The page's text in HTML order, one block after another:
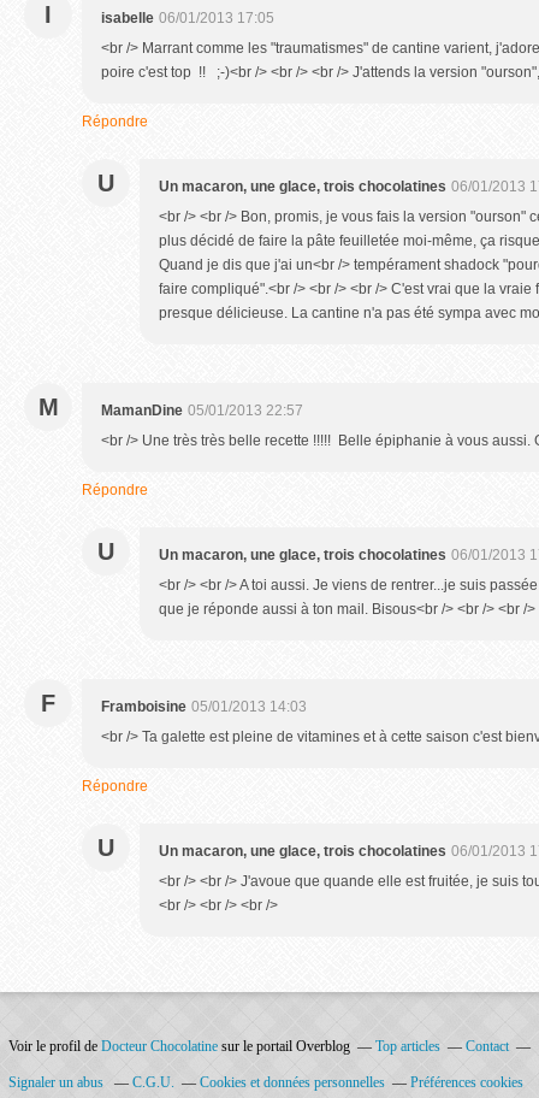
I isabelle 06/01/2013 17:05
<br /> Marrant comme les "traumatismes" de cantine varient,
poire c'est top !! ;-)<br /> <br /> <br /> J'attends la version
Répondre
U Un macaron, une glace, trois chocolatines 06/01/2013
<br /> <br /> Bon, promis, je vous fais la version "ourson"
plus décidé de faire la pâte feuilletée moi-même, ça
Quand je dis que j'ai un<br /> tempérament shadock
faire compliqué".<br /> <br /> <br /> C'est vrai que la
presque délicieuse. La cantine n'a pas été sympa avec
M MamanDine 05/01/2013 22:57
<br /> Une très très belle recette !!!!! Belle épiphanie à vous aussi.
Répondre
U Un macaron, une glace, trois chocolatines 06/01/2013
<br /> <br /> A toi aussi. Je viens de rentrer...je suis
que je réponde aussi à ton mail. Bisous<br /> <br /> <br />
F Framboisine 05/01/2013 14:03
<br /> Ta galette est pleine de vitamines et à cette saison c'est
Répondre
U Un macaron, une glace, trois chocolatines 06/01/2013
<br /> <br /> J'avoue que quande elle est fruitée, je suis
<br /> <br /> <br />
Voir le profil de Docteur Chocolatine sur le portail Overblog Top articles Contact
Signaler un abus C.G.U. Cookies et données personnelles Préférences cookies